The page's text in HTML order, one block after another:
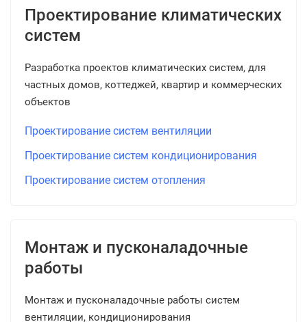
Проектирование климатических
систем
Разработка проектов климатических систем, для
частных домов, коттеджей, квартир и коммерческих
объектов
Проектирование систем вентиляции
Проектирование систем кондиционирования
Проектирование систем отопления
Монтаж и пусконаладочные
работы
Монтаж и пусконаладочные работы систем
вентиляции, кондиционирования